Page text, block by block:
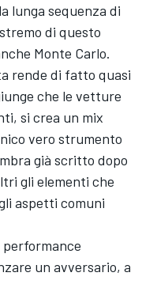
lunga sequenza di
di questo
Monte Carlo.
rende di fatto quasi
che le vetture
si crea un mix
vero strumento
già scritto dopo
gli elementi che
aspetti comuni
performance
un avversario, a